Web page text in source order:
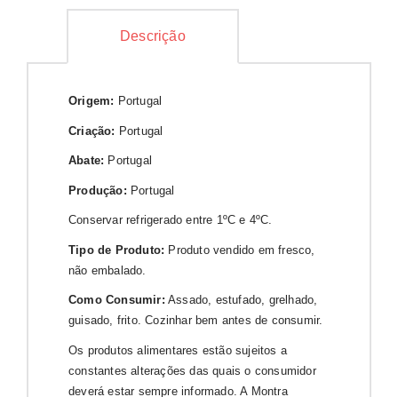
Descrição
Origem: Portugal
Criação: Portugal
Abate: Portugal
Produção: Portugal
Conservar refrigerado entre 1ºC e 4ºC.
Tipo de Produto: Produto vendido em fresco,
não embalado.
Como Consumir: Assado, estufado, grelhado,
guisado, frito. Cozinhar bem antes de consumir.
Os produtos alimentares estão sujeitos a
constantes alterações das quais o consumidor
deverá estar sempre informado. A Montra